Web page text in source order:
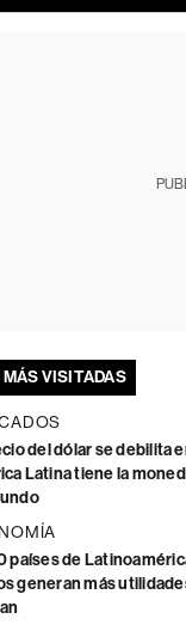
VISITADAS
del dólar se debilita
Latina tiene la
países de
generan más